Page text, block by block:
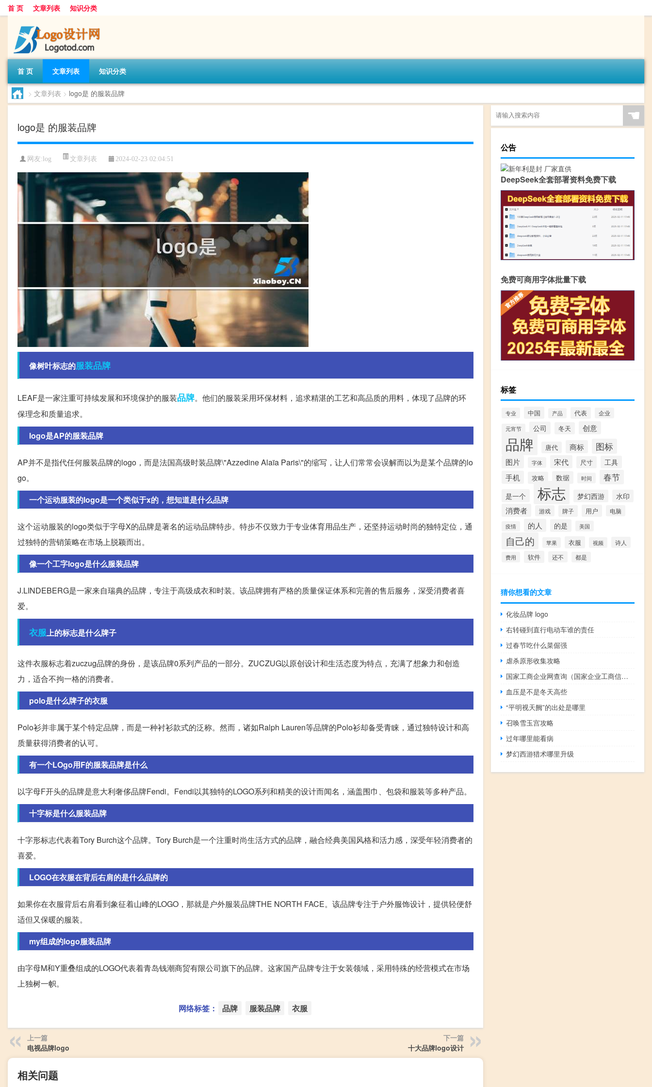
首 页 文章列表 知识分类
首 页 文章列表 知识分类
> 文章列表 > logo是 的服装品牌
logo是 的服装品牌
网友:log 文章列表 2024-02-23 02:04:51
像树叶标志的服装品牌
LEAF是一家注重可持续发展和环境保护的服装品牌。他们的服装采用环保材料，追求精湛的工艺和高品质的用料，体现了品牌的环
保理念和质量追求。
logo是AP的服装品牌
AP并不是指代任何服装品牌的logo，而是法国高级时装品牌\"Azzedine Alaïa Paris\"的缩写，让人们常常会误解而以为是某个品牌的lo
go。
一个运动服装的logo是一个类似于x的，想知道是什么品牌
这个运动服装的logo类似于字母X的品牌是著名的运动品牌特步。特步不仅致力于专业体育用品生产，还坚持运动时尚的独特定位，通
过独特的营销策略在市场上脱颖而出。
像一个工字logo是什么服装品牌
J.LINDEBERG是一家来自瑞典的品牌，专注于高级成衣和时装。该品牌拥有严格的质量保证体系和完善的售后服务，深受消费者喜
爱。
衣服 上的标志是什么牌子
这件衣服标志着zuczug品牌的身份，是该品牌0系列产品的一部分。ZUCZUG以原创设计和生活态度为特点，充满了想象力和创造
力，适合不拘一格的消费者。
polo是什么牌子的衣服
Polo衫并非属于某个特定品牌，而是一种衬衫款式的泛称。然而，诸如Ralph Lauren等品牌的Polo衫却备受青睐，通过独特设计和高
质量获得消费者的认可。
有一个LOgo用F的服装品牌是什么
以字母F开头的品牌是意大利奢侈品牌Fendi。Fendi以其独特的LOGO系列和精美的设计而闻名，涵盖围巾、包袋和服装等多种产品。
十字标是什么服装品牌
十字形标志代表着Tory Burch这个品牌。Tory Burch是一个注重时尚生活方式的品牌，融合经典美国风格和活力感，深受年轻消费者的
喜爱。
LOGO在衣服在背后右肩的是什么品牌的
如果你在衣服背后右肩看到象征着山峰的LOGO，那就是户外服装品牌THE NORTH FACE。该品牌专注于户外服饰设计，提供轻便舒
适但又保暖的服装。
my组成的logo服装品牌
由字母M和Y重叠组成的LOGO代表着青岛钱潮商贸有限公司旗下的品牌。这家国产品牌专注于女装领域，采用特殊的经营模式在市场
上独树一帜。
网络标签： 品牌 服装品牌 衣服
上一篇
电视品牌logo
下一篇
十大品牌logo设计
相关问题
☚
公告
DeepSeek全套部署资料免费下载
免费可商用字体批量下载
标签
专业 中国 产品 代表 企业
元宵节 公司 冬天 创意
品牌 唐代 商标 图标
图片 字体 宋代 尺寸 工具
手机 攻略 数据 时间 春节
是一个 标志 梦幻西游 水印
消费者 游戏 牌子 用户 电脑
疫情 的人 的是 美国
自己的 苹果 衣服 视频 诗人
费用 软件 还不 都是
猜你想看的文章
化妆品牌 logo
右转碰到直行电动车谁的责任
过春节吃什么菜倔强
虐杀原形收集攻略
国家工商企业网查询（国家企业工商信息查询）
血压是不是冬天高些
“平明视天阙”的出处是哪里
召唤雪玉宫攻略
过年哪里能看病
梦幻西游猎术哪里升级